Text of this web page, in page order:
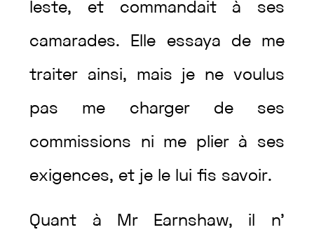
leste, et commandait à ses
camarades. Elle essaya de me
traiter ainsi, mais je ne voulus
pas me charger de ses
commissions ni me plier à ses
exigences, et je le luifis savoir.
Quant à Mr Earnshaw, il n’